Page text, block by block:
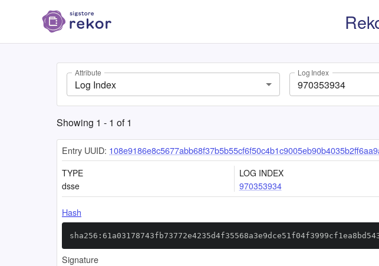
Attribute
Log Index
Log Index
Showing 1 - 1 of1
Entry UUID:
TYPE
dsse
LOG INDEX
970353934
Hash
Signature